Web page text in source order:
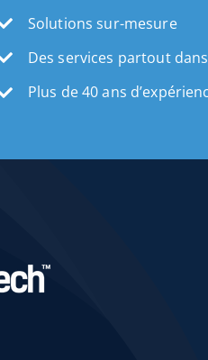
Solutions sur-mesure
Des services partout
Plus de 40 ans